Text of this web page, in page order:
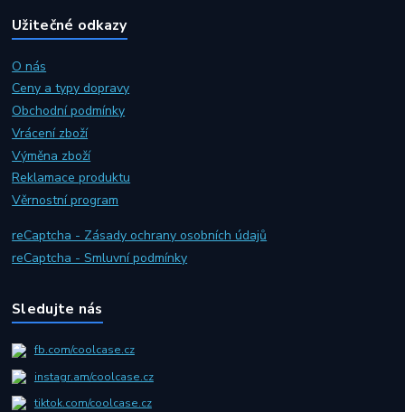
Užitečné odkazy
O nás
Ceny a typy dopravy
Obchodní podmínky
Vrácení zboží
Výměna zboží
Reklamace produktu
Věrnostní program
reCaptcha - Zásady ochrany osobních údajů
reCaptcha - Smluvní podmínky
Sledujte nás
fb.com/coolcase.cz
instagr.am/coolcase.cz
tiktok.com/coolcase.cz